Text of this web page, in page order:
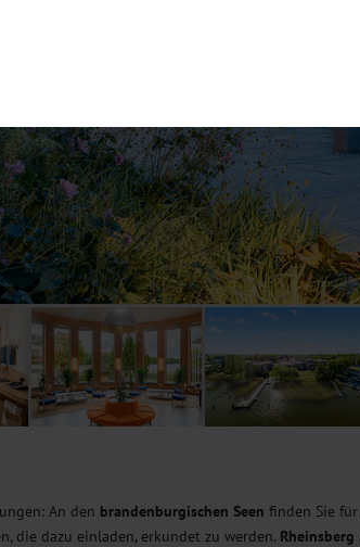
An den brandenburgischen Seen finden Sie
die dazu einladen, erkundet zu werden. Rheinsberg
sind für den Betrieb der Seite unbedingt
Ihnen unsere Dienste bei einem erneuten Besuch
und unsere Webseite weiter zu verbessern,
können wir beispielsweise die Besucherzahlen
optimieren. Wir nutzen hierfür Dienste von Google
der auf unsere Website erfassten Daten, kommen.
. Sie können Ihre Einwilligung jederzeit in
werden genutzt, um Ihnen personalisierte Inhalte,